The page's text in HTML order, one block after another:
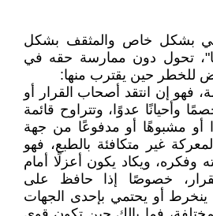
بشكل خاص والمثقف بشكل
تحول دون ممارسة حقه في
للخطر حين يقترب منها:
فهو إن انتقد أصحاب القرار أو
وأحيانًا عدوًا، وتتراوح قائمة
أو مشبوهًا أو مدفوعًا من جهة
غير متكافئة بالطبع، فهو
وفكره، ويكاد يكون أعزلًا أمام
خصوصًا إذا حافظ على
ينخرط أو يحتمي بإحدى الجهات